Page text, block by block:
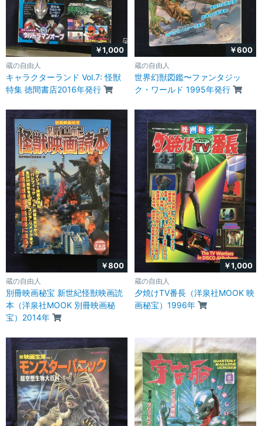
￥1,000
蔵の自由人
キャラクターランド Vol.7: 怪獣
特集 徳間書店2016年発行
￥600
蔵の自由人
世界幻獣図鑑〜ファンタジッ
ク・ワールド 1995年発行
￥800
蔵の自由人
別冊映画秘宝 新世紀怪獣映画読
本（洋泉社MOOK 別冊映画秘
宝）2014年
￥1,000
蔵の自由人
夕焼けTV番長（洋泉社MOOK 映
画秘宝）1996年